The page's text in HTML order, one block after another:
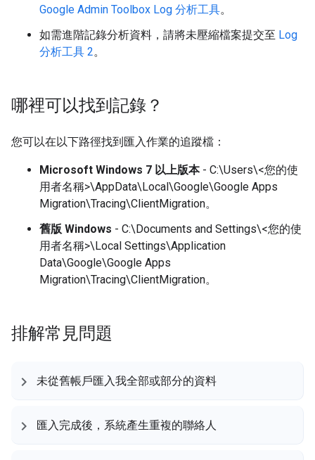
Google Admin Toolbox Log 分析工具。
如需進階記錄分析資料，請將未壓縮檔案提交至 Log
分析工具 2。
哪裡可以找到記錄？
您可以在以下路徑找到匯入作業的追蹤檔：
Microsoft Windows 7 以上版本- C:\Users\<您的使
用者名稱>\AppData\Local\Google\Google Apps
Migration\Tracing\ClientMigration。
舊版 Windows - C:\Documents and Settings\<您的使
用者名稱>\Local Settings\Application
Data\Google\Google Apps
Migration\Tracing\ClientMigration。
排解常見問題
未從舊帳戶匯入我全部或部分的資料
匯入完成後，系統產生重複的聯絡人